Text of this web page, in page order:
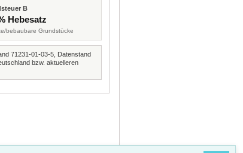
B
Hebesatz
bebaubare Grundstücke
71231-01-03-5, Datenstand
bzw. aktuelleren